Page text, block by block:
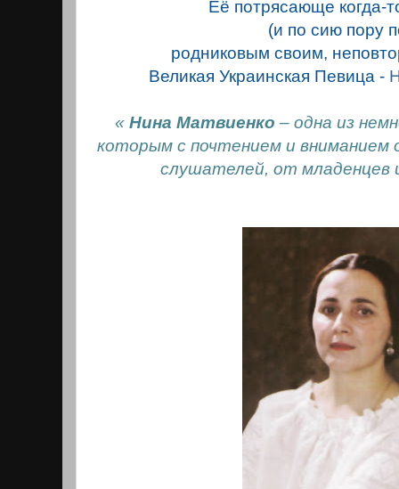
Её потрясающе когда-
(и по сию пору
родниковым своим,
Великая Украинская Певица -
«Нина Матвиенко – одна из
которым с почтением и вниманием
слушателей, от младенцев